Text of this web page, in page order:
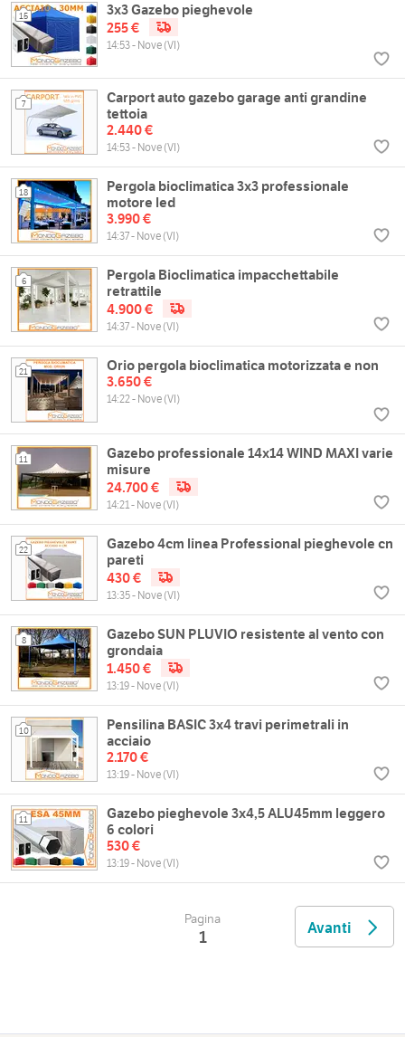
15
3x3 Gazebo pieghevole
255 €
14:53 - Nove (VI)
7
Carport auto gazebo garage anti grandine
tettoia
2.440 €
14:53 - Nove (VI)
18
Pergola bioclimatica 3x3 professionale
motore led
3.990 €
14:37 - Nove (VI)
6
Pergola Bioclimatica impacchettabile
retrattile
4.900 €
14:37 - Nove (VI)
21
Orio pergola bioclimatica motorizzata e non
3.650 €
14:22 - Nove (VI)
11
Gazebo professionale 14x14 WIND MAXI varie
misure
24.700 €
14:21 - Nove (VI)
22
Gazebo 4cm linea Professional pieghevole cn
pareti
430 €
13:35 - Nove (VI)
8
Gazebo SUN PLUVIO resistente al vento con
grondaia
1.450 €
13:19 - Nove (VI)
10
Pensilina BASIC 3x4 travi perimetrali in
acciaio
2.170 €
13:19 - Nove (VI)
11
Gazebo pieghevole 3x4,5 ALU45mm leggero
6 colori
530 €
13:19 - Nove (VI)
Pagina
1 Avanti